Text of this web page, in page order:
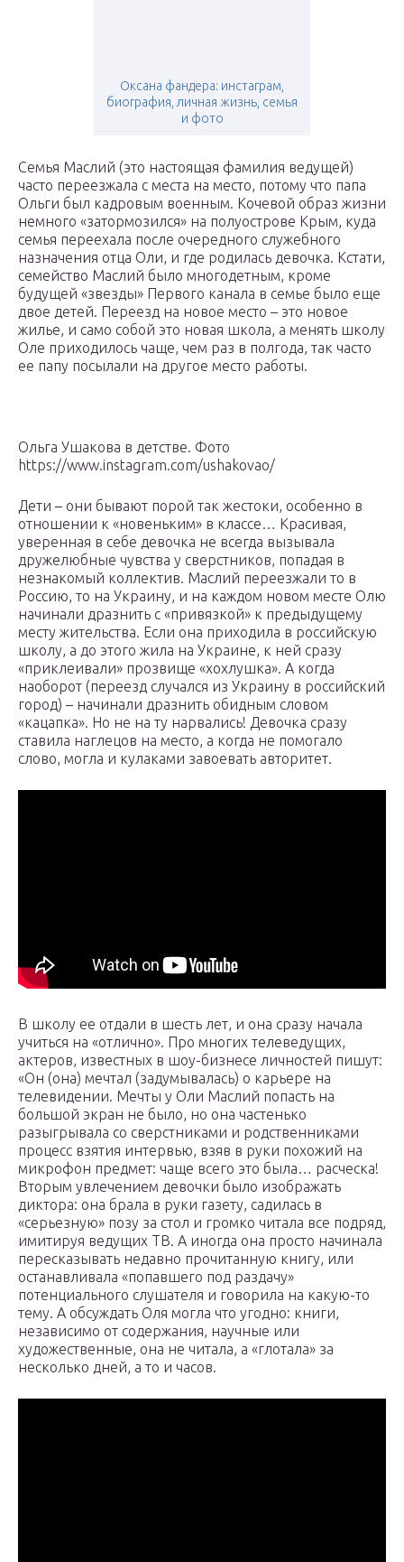
Оксана фандера: инстаграм,
биография, личная жизнь, семья
и фото
Семья Маслий (это настоящая фамилия ведущей)
часто переезжала с места на место, потому что папа
Ольги был кадровым военным. Кочевой образ жизни
немного «затормозился» на полуострове Крым, куда
семья переехала после очередного служебного
назначения отца Оли, и где родилась девочка. Кстати,
семейство Маслий было многодетным, кроме
будущей «звезды» Первого канала в семье было еще
двое детей. Переезд на новое место – это новое
жилье, и само собой это новая школа, а менять школу
Оле приходилось чаще, чем раз в полгода, так часто
ее папу посылали на другое место работы.
Ольга Ушакова в детстве. Фото
https://www.instagram.com/ushakovao/
Дети – они бывают порой так жестоки, особенно в
отношении к «новеньким» в классе… Красивая,
уверенная в себе девочка не всегда вызывала
дружелюбные чувства у сверстников, попадая в
незнакомый коллектив. Маслий переезжали то в
Россию, то на Украину, и на каждом новом месте Олю
начинали дразнить с «привязкой» к предыдущему
месту жительства. Если она приходила в российскую
школу, а до этого жила на Украине, к ней сразу
«приклеивали» прозвище «хохлушка». А когда
наоборот (переезд случался из Украину в российский
город) – начинали дразнить обидным словом
«кацапка». Но не на ту нарвались! Девочка сразу
ставила наглецов на место, а когда не помогало
слово, могла и кулаками завоевать авторитет.
В школу ее отдали в шесть лет, и она сразу начала
учиться на «отлично». Про многих телеведущих,
актеров, известных в шоу-бизнесе личностей пишут:
«Он (она) мечтал (задумывалась) о карьере на
телевидении. Мечты у Оли Маслий попасть на
большой экран не было, но она частенько
разыгрывала со сверстниками и родственниками
процесс взятия интервью, взяв в руки похожий на
микрофон предмет: чаще всего это была… расческа!
Вторым увлечением девочки было изображать
диктора: она брала в руки газету, садилась в
«серьезную» позу за стол и громко читала все подряд,
имитируя ведущих ТВ. А иногда она просто начинала
пересказывать недавно прочитанную книгу, или
останавливала «попавшего под раздачу»
потенциального слушателя и говорила на какую-то
тему. А обсуждать Оля могла что угодно: книги,
независимо от содержания, научные или
художественные, она не читала, а «глотала» за
несколько дней, а то и часов.